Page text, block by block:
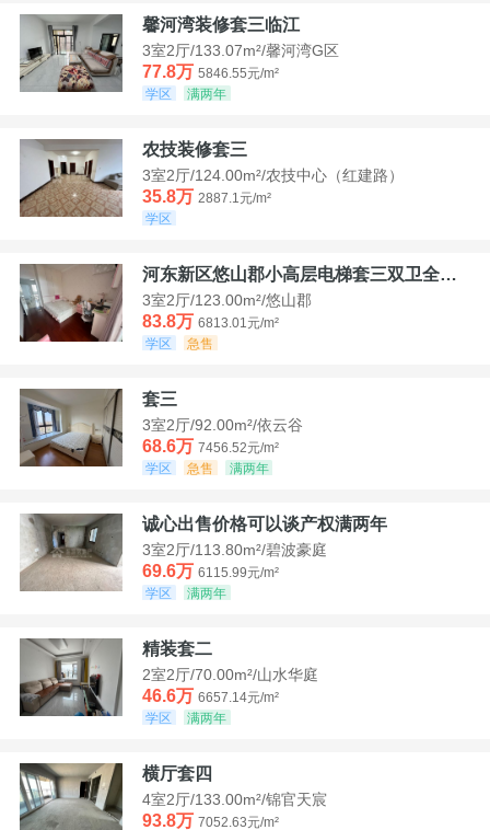
馨河湾装修套三临江
3室2厅/133.07m²/馨河湾G区
77.8万 5846.55元/m²
学区
满两年
农技装修套三
3室2厅/124.00m²/农技中心（红建路）
35.8万 2887.1元/m²
学区
河东新区悠山郡小高层电梯套三双卫全装带家具家电
3室2厅/123.00m²/悠山郡
83.8万 6813.01元/m²
学区
急售
套三
3室2厅/92.00m²/依云谷
68.6万 7456.52元/m²
学区
急售 满两年
诚心出售价格可以谈产权满两年
3室2厅/113.80m²/碧波豪庭
69.6万 6115.99元/m²
学区
满两年
精装套二
2室2厅/70.00m²/山水华庭
46.6万 6657.14元/m²
学区
满两年
横厅套四
4室2厅/133.00m²/锦官天宸
93.8万 7052.63元/m²